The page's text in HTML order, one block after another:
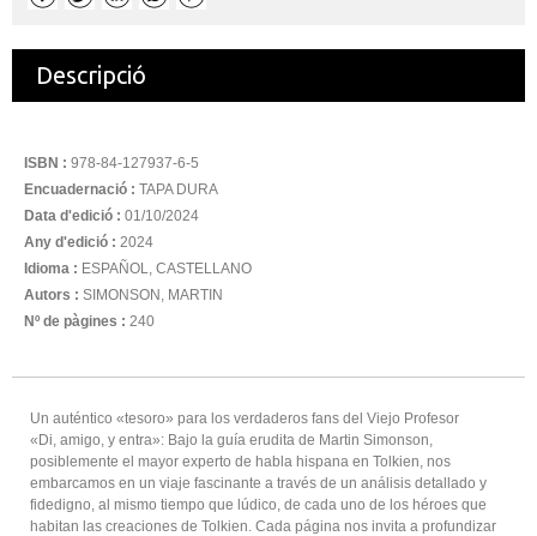
Descripció
ISBN : 978-84-127937-6-5
Encuadernació : TAPA DURA
Data d'edició : 01/10/2024
Any d'edició : 2024
Idioma : ESPAÑOL, CASTELLANO
Autors : SIMONSON, MARTIN
Nº de pàgines : 240
Un auténtico «tesoro» para los verdaderos fans del Viejo Profesor
«Di, amigo, y entra»: Bajo la guía erudita de Martin Simonson,
posiblemente el mayor experto de habla hispana en Tolkien, nos
embarcamos en un viaje fascinante a través de un análisis detallado y
fidedigno, al mismo tiempo que lúdico, de cada uno de los héroes que
habitan las creaciones de Tolkien. Cada página nos invita a profundizar